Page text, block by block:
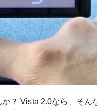
？ Vista 2.0なら、そん